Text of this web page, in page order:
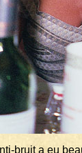
bruit a eu